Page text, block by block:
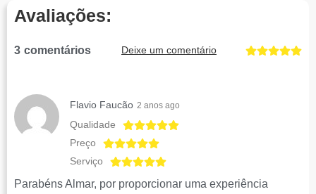
Avaliações:
3 comentários Deixe um comentário
Flavio Faucão 2 anos ago
Qualidade
Preço
Serviço
Parabéns Almar, por proporcionar uma experiência